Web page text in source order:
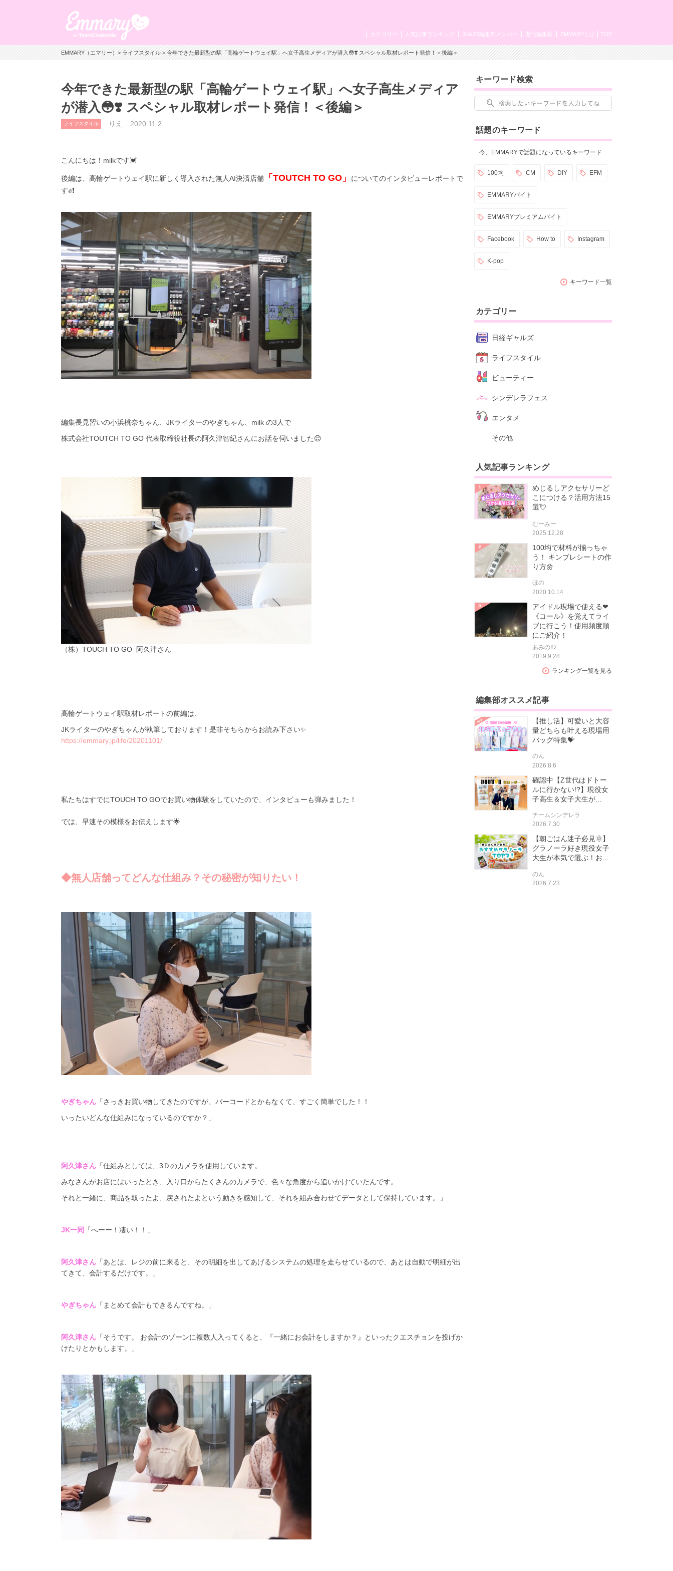
TOP
EMMARYとは
歴代編集長
JK&JD編集部メンバー
人気記事ランキング
カテゴリー
EMMARY（エマリー）>ライフスタイル> 今年できた最新型の駅「高輪ゲートウェイ駅」へ女子高生メディアが潜入😳❣️ スペシャル取材レポート発信！＜後編＞
今年できた最新型の駅「高輪ゲートウェイ駅」へ女子高生メディア
が潜入😳❣️ スペシャル取材レポート発信！＜後編＞
ライフスタイル りえ 2020.11.2
こんにちは！ milkです💓
後編は、高輪ゲートウェイ駅に新しく導入された無人AI決済店舗 「TOUTCH TO GO」
についてのインタビューレポートで
す✊️❗️
編集長見習いの小浜桃奈ちゃん、 JKライターのやぎちゃん、 milk の3 人で
株式会社TOUTCH TO GO 代表取締役社長の阿久津智紀さんにお話を伺いました😊
（株）TOUCH TO GO 阿久津さん
高輪ゲートウェイ駅取材レポートの前編は、
JKライターのやぎちゃんが執筆しております！是非そちらからお読み下さい✨
https://emmary.jp/life/20201101/
私たちはすでにTOUCH TO GOでお買い物体験をしていたので、インタビューも弾みました！
では、早速その模様をお伝えします🌟
◆無人店舗ってどんな仕組み？その秘密が知りたい！
やぎちゃん 「さっきお買い物してきたのですが、バーコードとかもなくて、すごく簡単でした！！
いったいどんな仕組みになっているのですか？」
阿久津さん 「仕組みとしては、 3 Ｄのカメラを使用しています。
みなさんがお店にはいったとき、入り口からたくさんのカメラで、色々な角度から追いかけていたんです。
それと一緒に、商品を取ったよ、戻されたよという動きを感知して、それを組み合わせてデータとして保持しています。」
JK一同 「へーー！凄い！！」
阿久津さん 「あとは、レジの前に来ると、その明細を出してあげるシステムの処理を走らせているので、あとは自動で明細が出
てきて、会計するだけです。」
やぎちゃん 「まとめて会計もできるんですね。」
阿久津さん 「そうです。
お会計のゾーンに複数人入ってくると、『一緒にお会計をしますか？』といったクエスチョンを投げか
けたりとかもします。」
キーワード検索
話題のキーワード
今、EMMARYで話題になっているキーワード
100均 CM DIY EFM
EMMARYバイト
EMMARYプレミアムバイト
Facebook How to Instagram
K-pop
キーワード一覧
カテゴリー
日経ギャルズ
ライフスタイル
ビューティー
シンデレラフェス
エンタメ
その他
人気記事ランキング
めじるしアクセサリーど
こにつける？活用方法15
選💘
むーみー
2025.12.28
100均で材料が揃っちゃ
う！ キンブレシートの作
り方🌼
ほの
2020.10.14
アイドル現場で使える❤
《コール》を覚えてライ
ブに行こう！使用頻度順
にご紹介！
あみのｻﾝ
2019.9.28
ランキング一覧を見る
編集部オススメ記事
【推し活】可愛いと大容
量どちらも叶える現場用
バッグ特集💝
のん
2026.8.6
確認中【Z世代はドトー
ルに行かない!?】現役女
子高生＆女子大生が...
チームシンデレラ
2026.7.30
【朝ごはん迷子必見🌞】
グラノーラ好き現役女子
大生が本気で選ぶ！お...
のん
2026.7.23